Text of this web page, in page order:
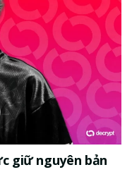
giữ nguyên bản